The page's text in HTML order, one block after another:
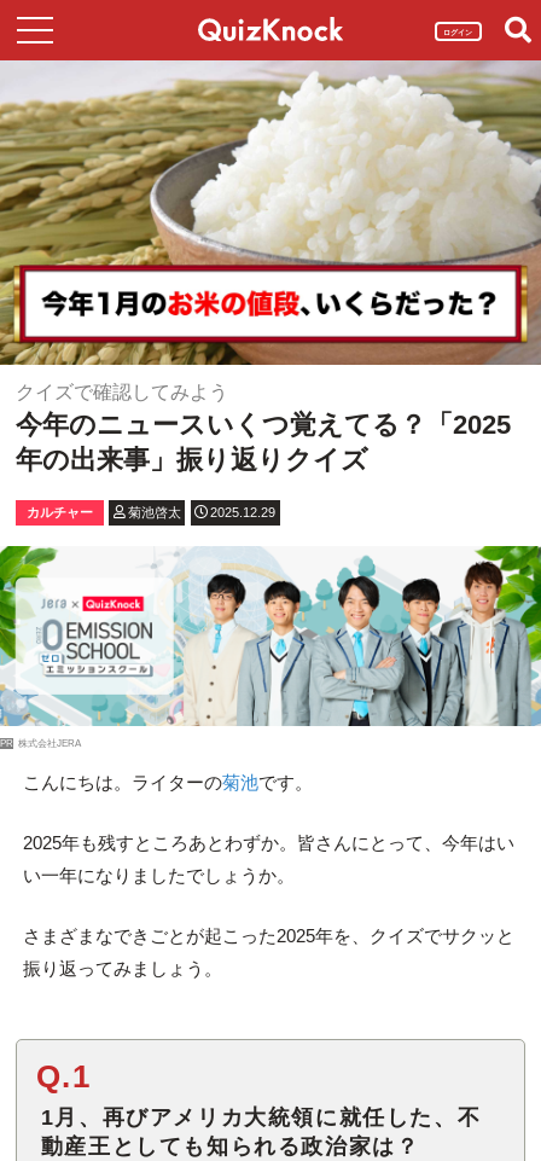
ログイン
クイズで確認してみよう
今年のニュースいくつ覚えてる？「2025
年の出来事」振り返りクイズ
カルチャー 菊池啓太 2025.12.29
PR 株式会社JERA
こんにちは。ライターの菊池です。
2025年も残すところあとわずか。皆さんにとって、今年はい
い一年になりましたでしょうか。
さまざまなできごとが起こった2025年を、クイズでサクッと
振り返ってみましょう。
Q.1
1月、再びアメリカ大統領に就任した、不
動産王としても知られる政治家は？